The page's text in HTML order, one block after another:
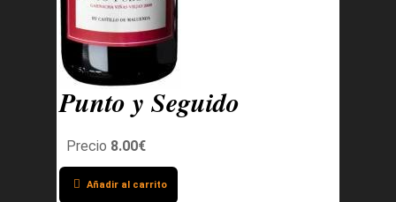
Punto y Seguido
Precio 8.00€
Añadir al carrito